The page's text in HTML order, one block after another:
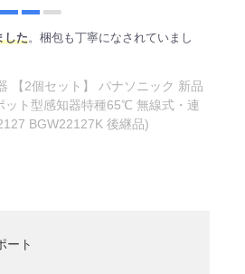
した。梱包も丁寧になされていまし
【2個セット】 パナソニック 新品
ット型感知器特種65℃ 無線式・連
BGW22127K 後継品)
ート